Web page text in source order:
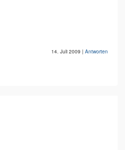
14. Juli 2009 | Antworten